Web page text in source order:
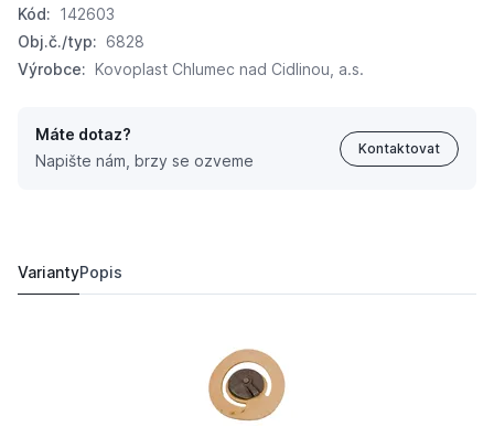
Kód: 142603
Obj.č./typ: 6828
Výrobce: Kovoplast Chlumec nad Cidlinou, a.s.
Máte dotaz?
Napište nám, brzy se ozveme
Kontaktovat
VariantyPopis